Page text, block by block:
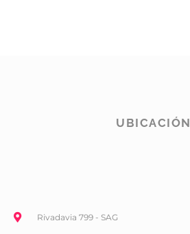
UBICACIÓN
Rivadavia 799 - SAG